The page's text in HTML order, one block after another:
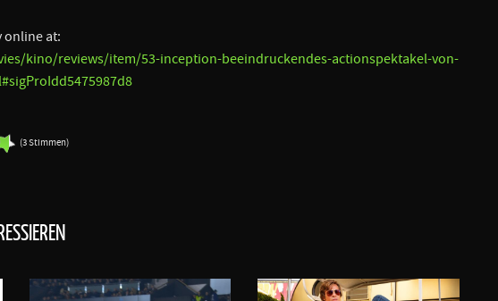
online at:
kino/reviews/item/53-inception-beeindruckendes-actionspektakel-von-
(3 Stimmen)